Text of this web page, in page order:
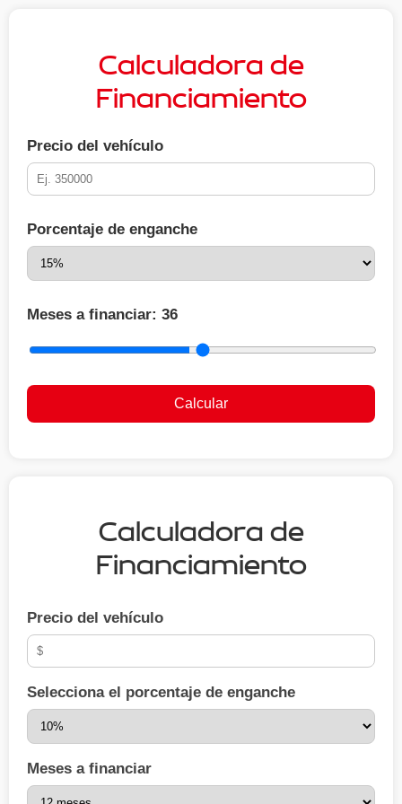
Calculadora de
Financiamiento
Precio del vehículo
Porcentaje de enganche
Meses a financiar: 36
Calcular
Calculadora de
Financiamiento
Precio del vehículo
Selecciona el porcentaje de enganche
Meses a financiar